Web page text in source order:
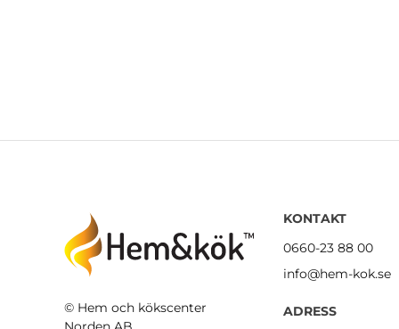
© Hem och kökscenter
KONTAKT
0660-23 88 00
info@hem-kok.se
ADRESS